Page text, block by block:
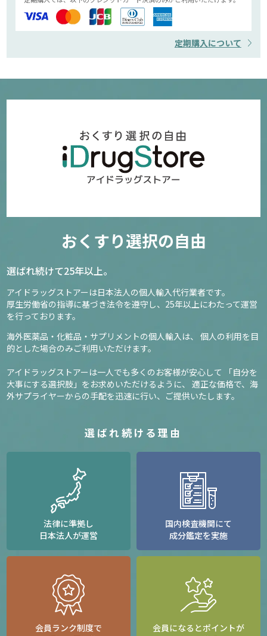
定期購入について
おくすり選択の自由
選ばれ続けて25年以上。
アイドラッグストアーは日本法人の個人輸入代行業者です。
厚生労働省の指導に基づき法令を遵守し、 25年以上にわたって運営
を行っております。
海外医薬品・化粧品・サプリメントの個人輸入は、
個人の利用を目
的とした場合のみご利用いただけます。
アイドラッグストアーは一人でも多くのお客様が安心して
「自分を
大事にする選択肢」をお求めいただけるように、
適正な価格で、海
外サプライヤーからの手配を迅速に行い、ご提供いたします。
選ばれ続ける理由
法律に準拠し
日本法人が運営
国内検査機関にて
成分鑑定を実施
会員ランク制度で
会員になるとポイントが